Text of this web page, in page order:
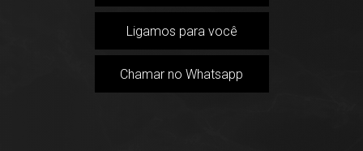
Ligamos para você
Chamar no Whatsapp